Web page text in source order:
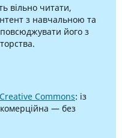
вільно читати,
з навчальною та
його з
Creative Commons: із
— без